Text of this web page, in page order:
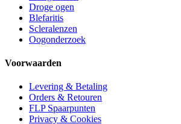
Droge ogen
Blefaritis
Scleralenzen
Oogonderzoek
Voorwaarden
Levering & Betaling
Orders & Retouren
FLP Spaarpunten
Privacy & Cookies